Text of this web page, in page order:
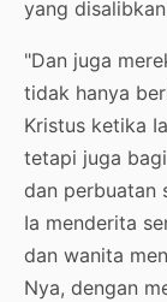
yang
"Dan juga
tidak hanya
Kristus ketika
tetapi juga
dan perbuatan
Ia menderita
dan wanita
Nya, dengan